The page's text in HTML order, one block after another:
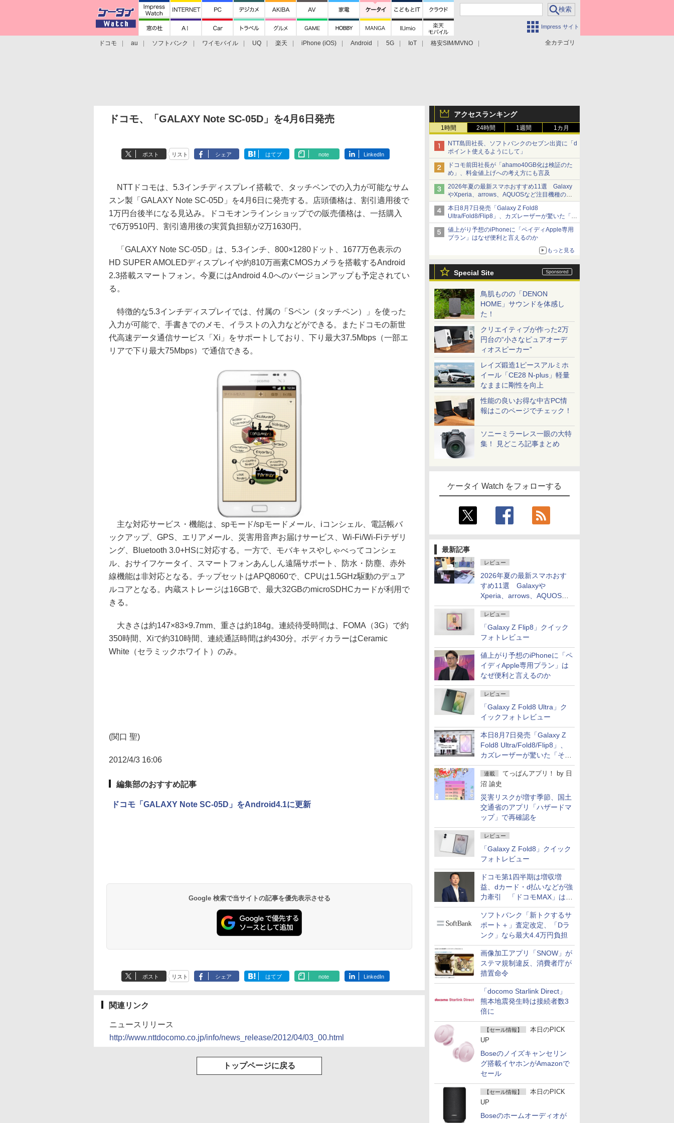
Impress サイト
全カテゴリ
ドコモ au ソフトバンク ワイモバイル UQ 楽天 iPhone (iOS) Android 5G IoT
格安SIM/MVNO
アクセスランキング
1時間 24時間 1週間 1カ月
NTT島田社長、ソフトバンクのセブン出資に「d
ポイント使えるようにして」
ドコモ前田社長が「ahamo40GB化は検証のた
め」、料金値上げへの考え方にも言及
2026年夏の最新スマホおすすめ11選 Galaxy
やXperia、arrows、AQUOSなど注目機種の特
徴は
本日8月7日発売「Galaxy Z Fold8
Ultra/Fold8/Flip8」、カズレーザーが驚いた「そ
ば屋のメニュー並みの薄さ」
値上がり予想のiPhoneに「ペイディApple専用
プラン」はなぜ便利と言えるのか
もっと見る
Special Site
鳥肌ものの「DENON
HOME」サウンドを体感し
た！
クリエイティブが作った2万
円台の“小さなピュアオーデ
ィオスピーカー”
レイズ鍛造1ピースアルミホ
イール「CE28 N-plus」軽量
なままに剛性を向上
性能の良いお得な中古PC情
報はこのページでチェック！
ソニーミラーレス一眼の大特
集！ 見どころ記事まとめ
ケータイ Watch をフォローする
最新記事
レビュー
2026年夏の最新スマホおす
すめ11選 Galaxyや
Xperia、arrows、AQUOSな
ど注目機種の特徴は
レビュー
「Galaxy Z Flip8」クイック
フォトレビュー
値上がり予想のiPhoneに「ペ
イディApple専用プラン」は
なぜ便利と言えるのか
レビュー
「Galaxy Z Fold8 Ultra」ク
イックフォトレビュー
本日8月7日発売「Galaxy Z
Fold8 Ultra/Fold8/Flip8」、
カズレーザーが驚いた「そば
屋のメニュー並みの薄さ」
連載 てっぱんアプリ！ by 日
沼 諭史
災害リスクが増す季節、国土
交通省のアプリ「ハザードマ
ップ」で再確認を
レビュー
「Galaxy Z Fold8」クイック
フォトレビュー
ドコモ第1四半期は増収増
益、dカード・d払いなどが強
力牽引 「ドコモMAX」は
400万契約突破
ソフトバンク「新トクするサ
ポート＋」査定改定、「Dラ
ンク」なら最大4.4万円負担
画像加工アプリ「SNOW」が
ステマ規制違反、消費者庁が
措置命令
「docomo Starlink Direct」
熊本地震発生時は接続者数3
倍に
【セール情報】
本日のPICK
UP
Boseのノイズキャンセリン
グ搭載イヤホンがAmazonで
セール
【セール情報】
本日のPICK
UP
Boseのホームオーディオが
ドコモ、「GALAXY Note SC-05D」を4月6日発売
ポスト リスト シェア はてブ note LinkedIn
NTTドコモは、5.3インチディスプレイ搭載で、タッチペンでの入力が可能なサム
スン製「GALAXY Note SC-05D」を4月6日に発売する。店頭価格は、割引適用後で
1万円台後半になる見込み。ドコモオンラインショップでの販売価格は、一括購入
で6万9510円、割引適用後の実質負担額が2万1630円。
「GALAXY Note SC-05D」は、5.3インチ、800×1280ドット、1677万色表示の
HD SUPER AMOLEDディスプレイや約810万画素CMOSカメラを搭載するAndroid
2.3搭載スマートフォン。今夏にはAndroid 4.0へのバージョンアップも予定されてい
る。
特徴的な5.3インチディスプレイでは、付属の「Sペン（タッチペン）」を使った
入力が可能で、手書きでのメモ、イラストの入力などができる。またドコモの新世
代高速データ通信サービス「Xi」をサポートしており、下り最大37.5Mbps（一部エ
リアで下り最大75Mbps）で通信できる。
主な対応サービス・機能は、spモード/spモードメール、iコンシェル、電話帳バ
ックアップ、GPS、エリアメール、災害用音声お届けサービス、Wi-Fi/Wi-Fiテザリ
ング、Bluetooth 3.0+HSに対応する。一方で、モバキャスやしゃべってコンシェ
ル、おサイフケータイ、スマートフォンあんしん遠隔サポート、防水・防塵、赤外
線機能は非対応となる。チップセットはAPQ8060で、CPUは1.5GHz駆動のデュア
ルコアとなる。内蔵ストレージは16GBで、最大32GBのmicroSDHCカードが利用で
きる。
大きさは約147×83×9.7mm、重さは約184g。連続待受時間は、FOMA（3G）で約
350時間、Xiで約310時間、連続通話時間は約430分。ボディカラーはCeramic
White（セラミックホワイト）のみ。
(関口 聖)
2012/4/3 16:06
編集部のおすすめ記事
ドコモ「GALAXY Note SC-05D」をAndroid4.1に更新
Google 検索で当サイトの記事を優先表示させる
ポスト リスト シェア はてブ note LinkedIn
関連リンク
ニュースリリース
http://www.nttdocomo.co.jp/info/news_release/2012/04/03_00.html
トップページに戻る